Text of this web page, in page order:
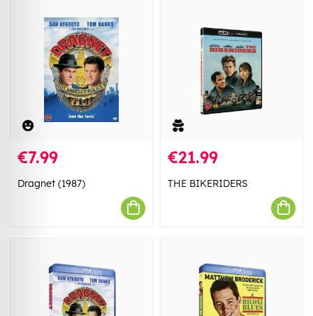
€7.99
Dragnet (1987)
€21.99
THE BIKERIDERS